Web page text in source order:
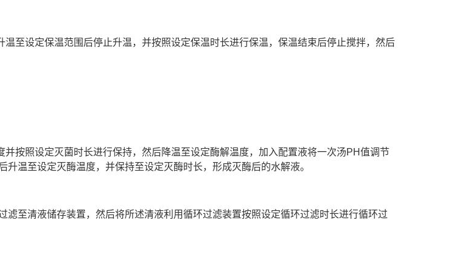
至设定保温范围后停止升温，并按照设定保温时长进行保温，保温结束后停止搅拌，然后
按照设定灭菌时长进行保持，然后降温至设定酶解温度，加入配置液将一次汤PH值调节
温至设定灭酶温度，并保持至设定灭酶时长，形成灭酶后的水解液。
滤至清液储存装置，然后将所述清液利用循环过滤装置按照设定循环过滤时长进行循环过